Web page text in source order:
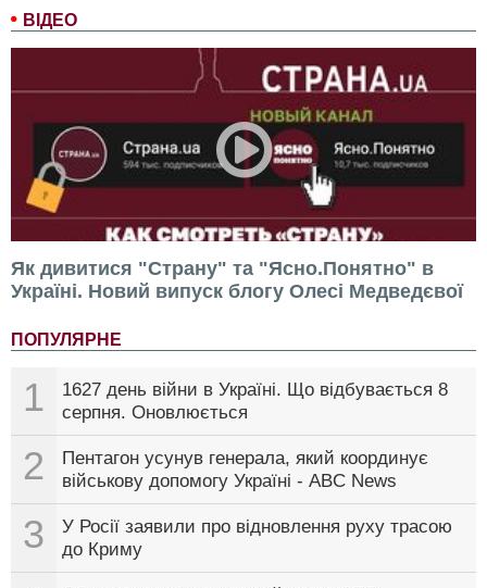
ВІДЕО
Як дивитися "Страну" та "Ясно.Понятно" в
Україні. Новий випуск блогу Олесі Медведєвої
ПОПУЛЯРНЕ
1
1627 день війни в Україні. Що відбувається 8
серпня. Оновлюється
2
Пентагон усунув генерала, який координує
військову допомогу Україні - ABC News
3
У Росії заявили про відновлення руху трасою
до Криму